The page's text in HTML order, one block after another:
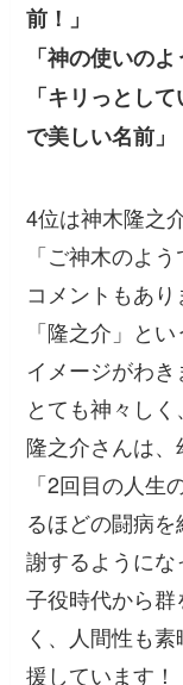
前！」
「神の使いの
「キリっとし
で美しい名前」
4位は神木隆之
「ご神木のよ
コメントもあり
「隆之介」と
イメージがわき
とても神々し
隆之介さんは、
「2回目の人生
るほどの闘病
謝するようにな
子役時代から
く、人間性も
援しています！